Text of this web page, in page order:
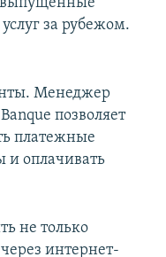
за рубежом.
Менеджер
позволяет
платежные
и оплачивать
не только
интернет-